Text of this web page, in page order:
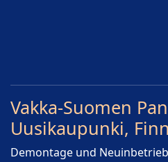
Vakka-Suomen
Uusikaupunki,
Demontage und